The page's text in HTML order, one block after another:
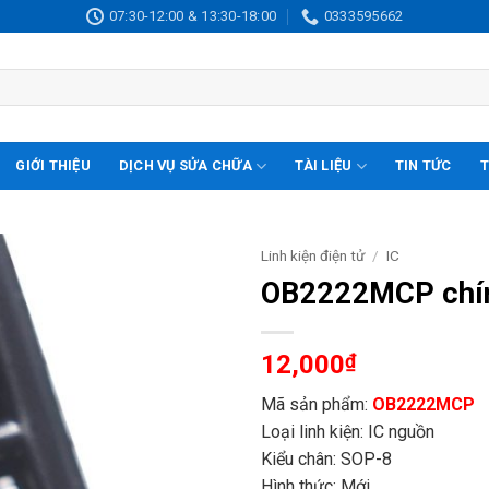
07:30-12:00 & 13:30-18:00 0333595662
GIỚI THIỆU DỊCH VỤ SỬA CHỮA TÀI LIỆU TIN TỨC
Linh kiện điện tử / IC
OB2222MCP
12,000₫
Mã sản phẩm: OB2222MCP
Loại linh kiện: IC nguồn
Kiểu chân: SOP-8